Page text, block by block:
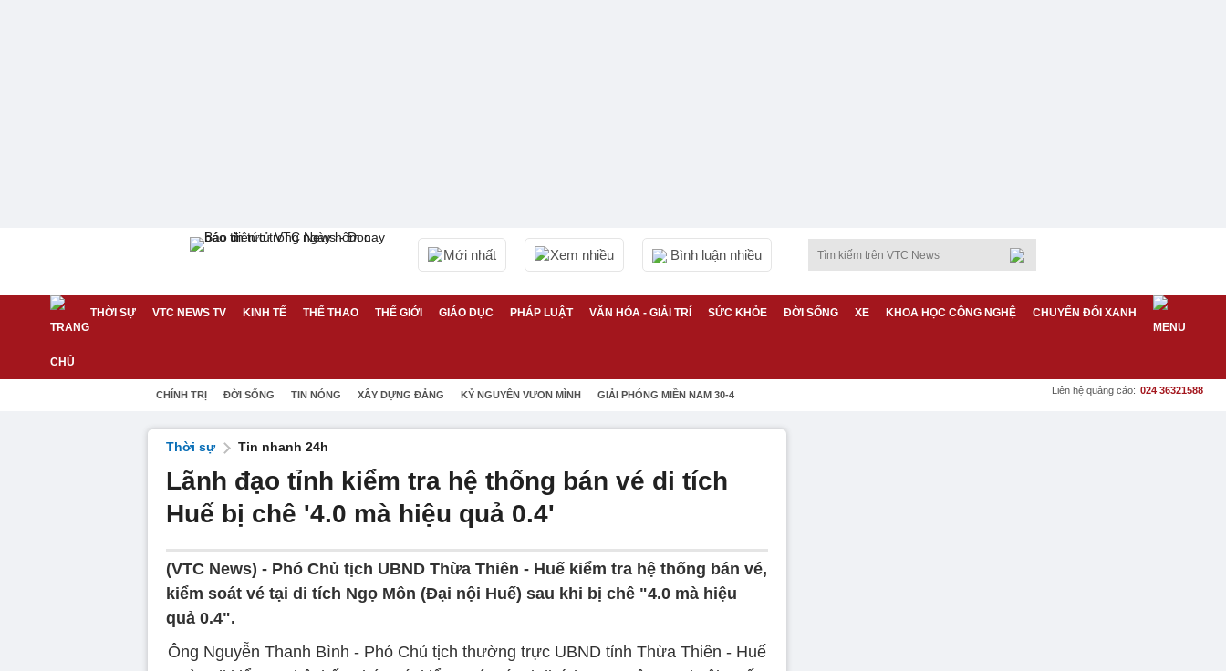
Mới nhất Xem nhiều Bình luận nhiều
THỜI SỰ VTC NEWS TV KINH TẾ THỂ THAO THẾ GIỚI GIÁO DỤC PHÁP LUẬT VĂN HÓA - GIẢI TRÍ SỨC KHỎE ĐỜI SỐNG XE KHOA HỌC CÔNG NGHỆ CHUYỂN ĐỔI XANH
CHÍNH TRỊ ĐỜI SỐNG TIN NÓNG XÂY DỰNG ĐẢNG KỶ NGUYÊN VƯƠN MÌNH GIẢI PHÓNG MIỀN NAM 30-4 Liên hệ quảng cáo: 024 36321588
Thời sự Tin nhanh 24h
Lãnh đạo tỉnh kiểm tra hệ thống bán vé di tích
Huế bị chê '4.0 mà hiệu quả 0.4'
(VTC News) - Phó Chủ tịch UBND Thừa Thiên - Huế kiểm tra hệ thống bán vé,
kiểm soát vé tại di tích Ngọ Môn (Đại nội Huế) sau khi bị chê "4.0 mà hiệu
quả 0.4".
Ông Nguyễn Thanh Bình - Phó Chủ tịch thường trực UBND tỉnh Thừa Thiên - Huế